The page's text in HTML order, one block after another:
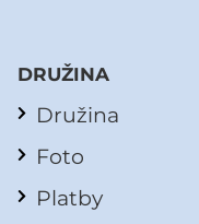
DRUŽINA
Družina
Foto
Platby